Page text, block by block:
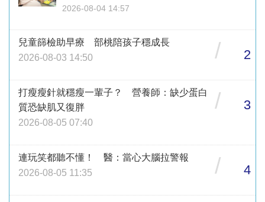
2026-08-04 14:57
兒童篩檢助早療 部桃陪孩子穩成長
2026-08-03 14:50
/ 2
打瘦瘦針就穩瘦一輩子？ 營養師：缺少蛋白
質恐缺肌又復胖
2026-08-05 07:40
/ 3
連玩笑都聽不懂！ 醫：當心大腦拉警報
2026-08-05 11:35
/ 4